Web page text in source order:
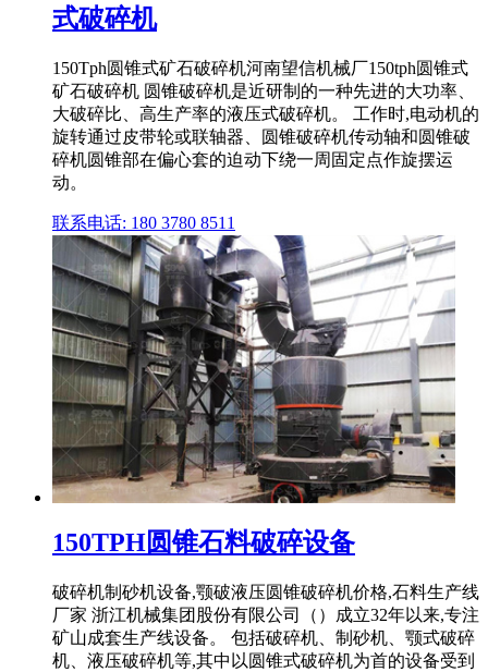
式破碎机
150Tph圆锥式矿石破碎机河南望信机械厂150tph圆锥式
矿石破碎机 圆锥破碎机是近研制的一种先进的大功率、
大破碎比、高生产率的液压式破碎机。 工作时,电动机的
旋转通过皮带轮或联轴器、圆锥破碎机传动轴和圆锥破
碎机圆锥部在偏心套的迫动下绕一周固定点作旋摆运
动。
联系电话: 180 3780 8511
150TPH圆锥石料破碎设备
破碎机制砂机设备,颚破液压圆锥破碎机价格,石料生产线
厂家 浙江机械集团股份有限公司（）成立32年以来,专注
矿山成套生产线设备。 包括破碎机、制砂机、颚式破碎
机、液压破碎机等,其中以圆锥式破碎机为首的设备受到